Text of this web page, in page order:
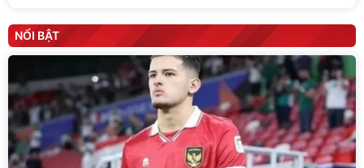
NỔI BẬT